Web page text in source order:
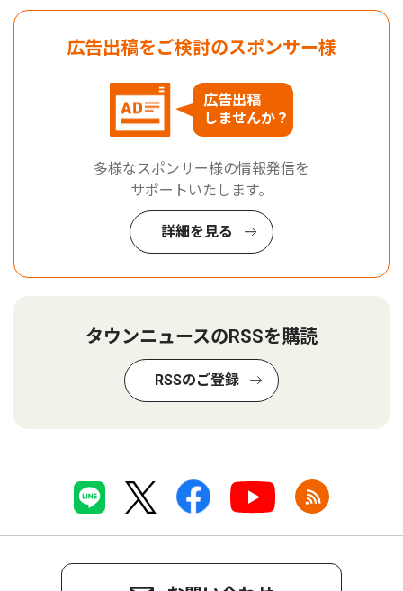
広告出稿をご検討のスポンサー様
広告出稿
しませんか？
多様なスポンサー様の情報発信を
サポートいたします。
詳細を見る
タウンニュースのRSSを購読
RSSのご登録